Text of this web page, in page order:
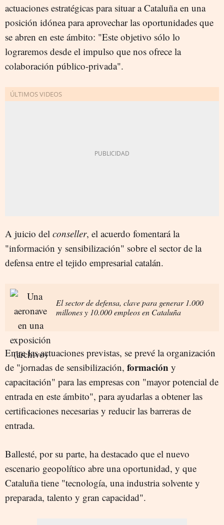
actuaciones estratégicas para situar a Cataluña en una
posición idónea para aprovechar las oportunidades que
se abren en este ámbito: "Este objetivo sólo lo
lograremos desde el impulso que nos ofrece la
colaboración público-privada".
A juicio del conseller, el acuerdo fomentará la
"información y sensibilización" sobre el sector de la
defensa entre el tejido empresarial catalán.
El sector de defensa, clave para generar 1.000
millones y 10.000 empleos en Cataluña
Entre las actuaciones previstas, se prevé la organización
de "jornadas de sensibilización, formación y
capacitación" para las empresas con "mayor potencial de
entrada en este ámbito", para ayudarlas a obtener las
certificaciones necesarias y reducir las barreras de
entrada.
Ballesté, por su parte, ha destacado que el nuevo
escenario geopolítico abre una oportunidad, y que
Cataluña tiene "tecnología, una industria solvente y
preparada, talento y gran capacidad".